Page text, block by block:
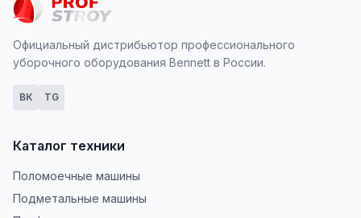
Официальный дистрибьютор профессионального
уборочного оборудования Bennett в России.
ВК TG
Каталог техники
Поломоечные машины
Подметальные машины